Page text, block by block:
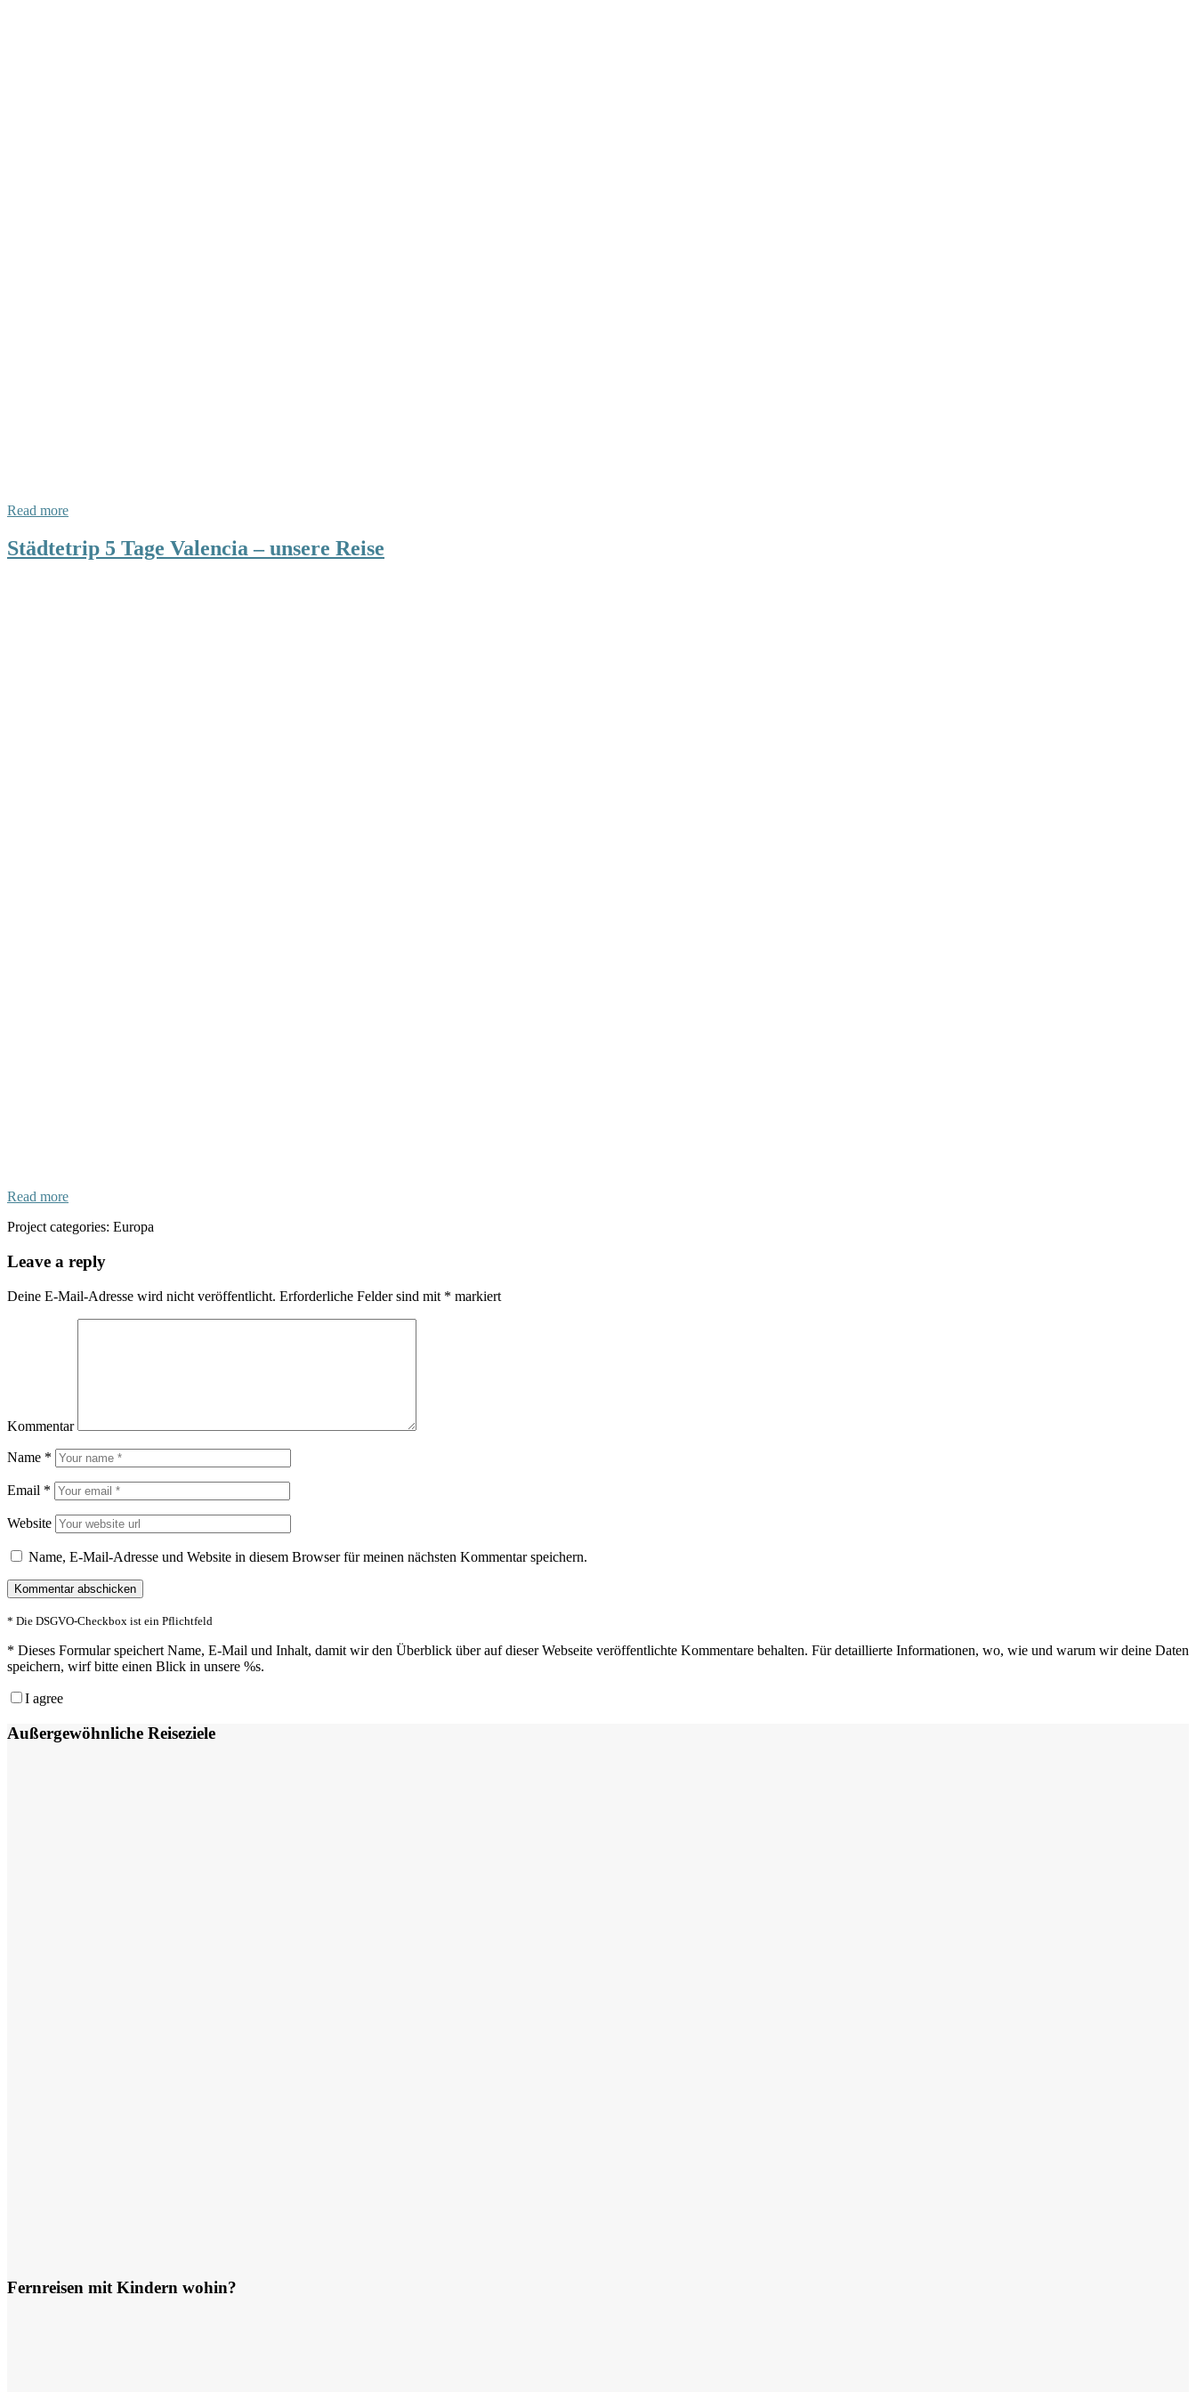
Read more
Städtetrip 5 Tage Valencia – unsere Reise
Read more
Project categories: Europa
Leave a reply
Deine E-Mail-Adresse wird nicht veröffentlicht. Erforderliche Felder sind mit * markiert
Kommentar
Name *
Email *
Website
Name, E-Mail-Adresse und Website in diesem Browser für meinen nächsten Kommentar speichern.
* Die DSGVO-Checkbox ist ein Pflichtfeld
* Dieses Formular speichert Name, E-Mail und Inhalt, damit wir den Überblick über auf dieser Webseite veröffentlichte Kommentare behalten. Für detaillierte Informationen, wo, wie und warum wir deine Daten
speichern, wirf bitte einen Blick in unsere %s.
I agree
Außergewöhnliche Reiseziele
Fernreisen mit Kindern wohin?